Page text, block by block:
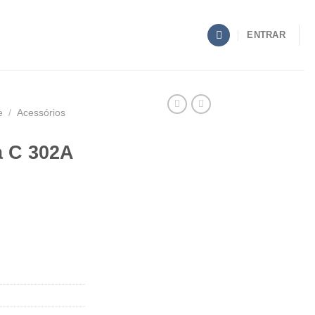
ENTRAR
/ Acessórios
C 302A